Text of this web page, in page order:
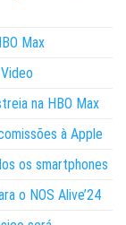
Max
na HBO Max
à Apple
os smartphones
o NOS Alive’24